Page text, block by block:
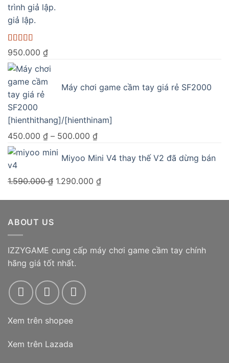
giả lập.
Được xếp
5
sao
950.000 ₫
Máy chơi game cầm tay giá rẻ SF2000
[hienthithang]/[hienthinam]
450.000 ₫ – 500.000 ₫Khoảng
từ
đến
500.000 ₫
Miyoo Mini V4 thay thế V2 đã dừng bán
1.590.000₫ Giá
1.290.000 ₫Giá
ABOUT US
IZZYGAME cung cấp máy chơi game cầm tay chính
hãng giá tốt nhất.
Xem trên shopee
Xem trên Lazada